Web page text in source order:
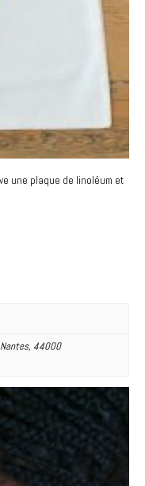
une plaque de linoléum et
Nantes, 44000